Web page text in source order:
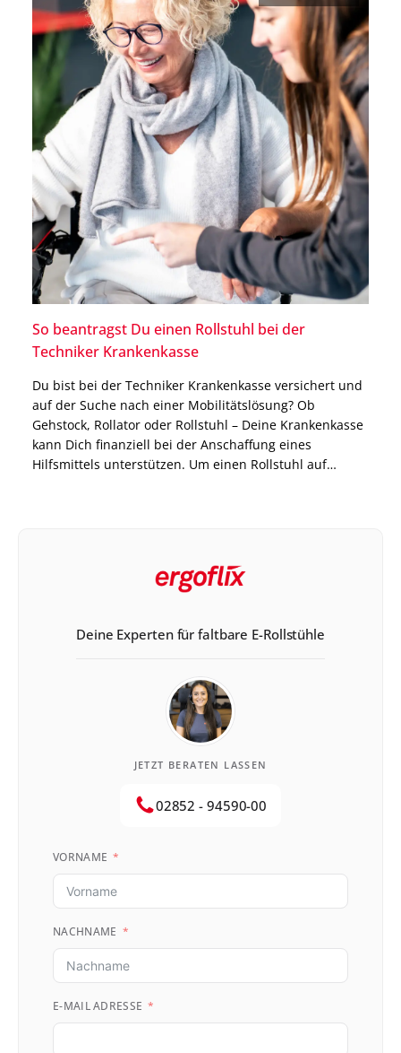
So beantragst Du einen Rollstuhl bei der
Techniker Krankenkasse
Du bist bei der Techniker Krankenkasse versichert und
auf der Suche nach einer Mobilitätslösung? Ob
Gehstock, Rollator oder Rollstuhl – Deine Krankenkasse
kann Dich finanziell bei der Anschaffung eines
Hilfsmittels unterstützen. Um einen Rollstuhl auf
Deine Experten für faltbare E-Rollstühle
JETZT BERATEN LASSEN
02852 - 94590-00
VORNAME
NACHNAME
E-MAIL ADRESSE